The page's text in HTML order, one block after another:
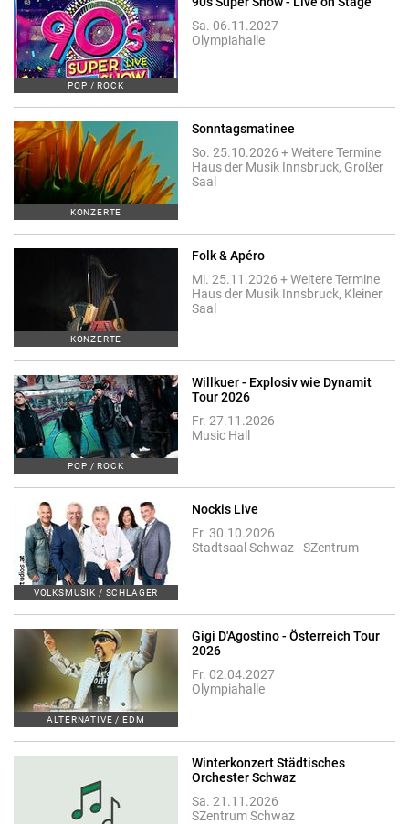
POP / ROCK
Sa. 06.11.2027
Olympiahalle
KONZERTE
Sonntagsmatinee
So. 25.10.2026 + Weitere Termine
Haus der Musik Innsbruck, Großer
Saal
KONZERTE
Folk & Apéro
Mi. 25.11.2026 + Weitere Termine
Haus der Musik Innsbruck, Kleiner
Saal
POP / ROCK
Willkuer - Explosiv wie Dynamit
Tour 2026
Fr. 27.11.2026
Music Hall
VOLKSMUSIK / SCHLAGER
Nockis Live
Fr. 30.10.2026
Stadtsaal Schwaz - SZentrum
ALTERNATIVE / EDM
Gigi D'Agostino - Österreich Tour
2026
Fr. 02.04.2027
Olympiahalle
Winterkonzert Städtisches
Orchester Schwaz
Sa. 21.11.2026
SZentrum Schwaz